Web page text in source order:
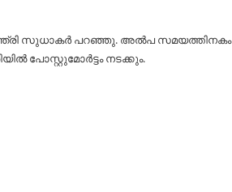
സുധാകർ പറഞ്ഞു. അൽപ സമയത്തിനകം
പോസ്റ്റുമോർട്ടം നടക്കും.